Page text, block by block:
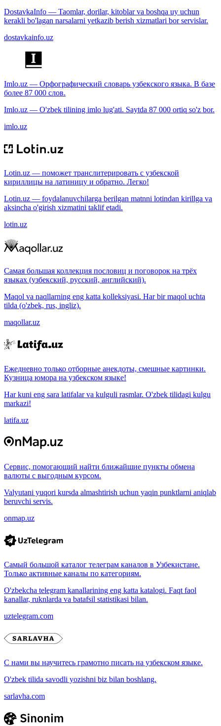
DostavkaInfo — Taomlar, dorilar, kitoblar va boshqa uy uchun
kerakli bo'lagan narsalarni yetkazib berish xizmatlari bor servislar.
dostavkainfo.uz
Imlo.uz — Орфографический словарь узбекского языка. В базе
более 87 000 слов.
Imlo.uz — O'zbek tilining imlo lug'ati. Saytda 87 000 ortiq so'z bor.
imlo.uz
Lotin.uz — поможет транслитерировать с узбекской
кириллицы на латиницу и обратно. Легко!
Lotin.uz — foydalanuvchilarga berilgan matnni lotindan kirillga va
aksincha o'girish xizmatini taklif etadi.
lotin.uz
Самая большая коллекция пословиц и поговорок на трёх
языках (узбекский, русский, английский).
Maqol va naqllarning eng katta kolleksiyasi. Har bir maqol uchta
tilda (o'zbek, rus, ingliz).
maqollar.uz
Ежедневно только отборные анекдоты, смешные картинки.
Кузница юмора на узбекском языке!
Har kuni eng sara latifalar va kulguli rasmlar. O'zbek tilidagi kulgu
markazi!
latifa.uz
Сервис, помогающий найти ближайшие пункты обмена
валюты с выгодным курсом.
Valyutani yuqori kursda almashtirish uchun yaqin punktlarni aniqlab
beruvchi servis.
onmap.uz
Самый большой каталог телеграм каналов в Узбекистане.
Только активные каналы по категориям.
O'zbekcha telegram kanallarining eng katta katalogi. Faqt faol
kanallar, ruknlarda va batafsil statistikasi bilan.
uztelegram.com
С нами вы научитесь грамотно писать на узбекском языке.
O'zbek tilida savodli yozishni biz bilan boshlang.
sarlavha.com